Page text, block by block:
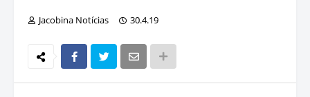
Jacobina Notícias 30.4.19